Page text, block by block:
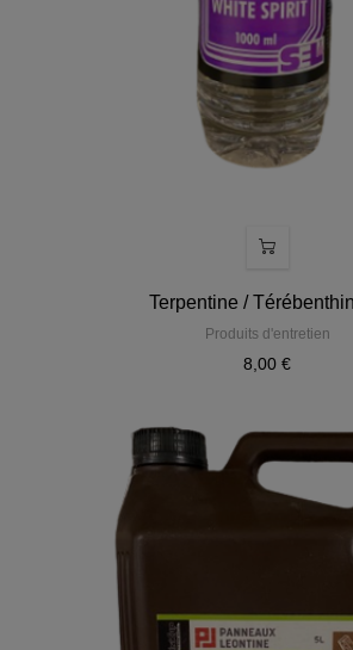
Terpentine /
Produits d'entretien
8,00 €